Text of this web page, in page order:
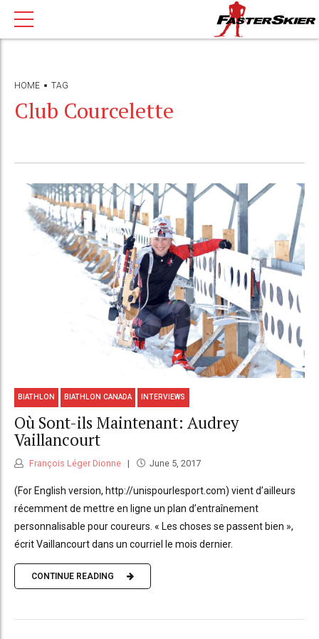
HOME TAG
Club Courcelette
BIATHLON BIATHLON CANADA INTERVIEWS
Où Sont-ils Maintenant: Audrey
Vaillancourt
François Léger Dionne June 5, 2017
(For English version, http://unispourlesport.com) vient d’ailleurs
récemment de mettre en ligne un plan d’entraînement
personnalisable pour coureurs. « Les choses se passent bien »,
écrit Vaillancourt dans un courriel le mois dernier.
CONTINUE READING